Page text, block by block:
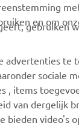
Yamaha
en om
gebruiken
advertenties
sociale
, items
van dergelijk
bieden video's